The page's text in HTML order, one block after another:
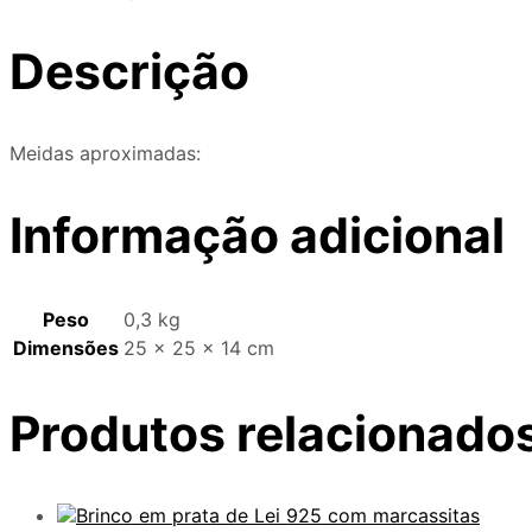
Descrição
Meidas aproximadas:
Informação adicional
Peso
0,3 kg
Dimensões 25 × 25 × 14 cm
Produtos